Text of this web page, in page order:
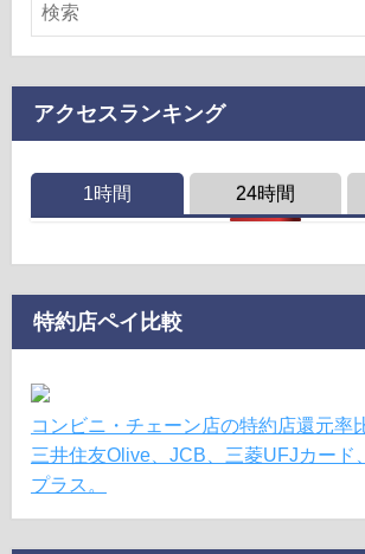
アクセスランキング
1時間 24時間
特約店ペイ比較
コンビニ・チェーン店の特約店還元率
三井住友Olive、JCB、三菱UFJカード
プラス。